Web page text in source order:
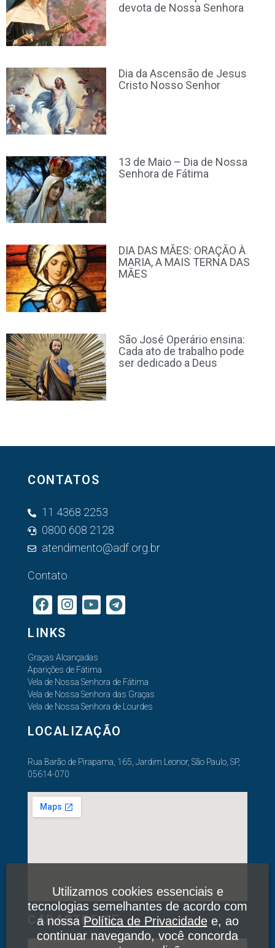
devota de Nossa Senhora
Dia da Ascensão de Jesus
Cristo Nosso Senhor
13 de Maio – Dia de Nossa
Senhora de Fátima
DIA DAS MÃES: ORAÇÃO À
MARIA, A MAIS TERNA DAS
MÃES
São José Operário ensina:
Cada ato de trabalho pode
ser dedicado a Deus
CONTATOS
11 4368 2253
0800 608 2128
atendimento@adf.org.br
Contato
LINKS
Graças Alcançadas
Aparições de Fátima
Vela de Nossa Senhora de Fátima
Vela de Nossa Senhora das Graças
Vela de Nossa Senhora de Lourdes
LOCALIZAÇÃO
Rua Barão de Pirapama, 165, Jardim Leonor, São Paulo, SP,
05614-070
CADASTRE-SE
Utilizamos cookies essenciais e
tecnologias semelhantes de acordo com
a nossaPolítica de Privacidadee, ao
continuar navegando, você concorda